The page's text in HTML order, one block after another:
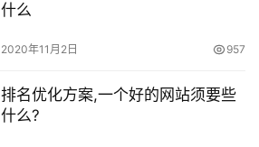
什么
2020年11月2日 957
排名优化方案,一个好的网站须要些
什么?